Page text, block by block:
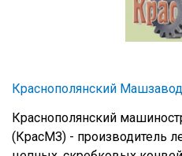
Краснополянский Машзавод
Краснополянский
(КрасМЗ) - производитель